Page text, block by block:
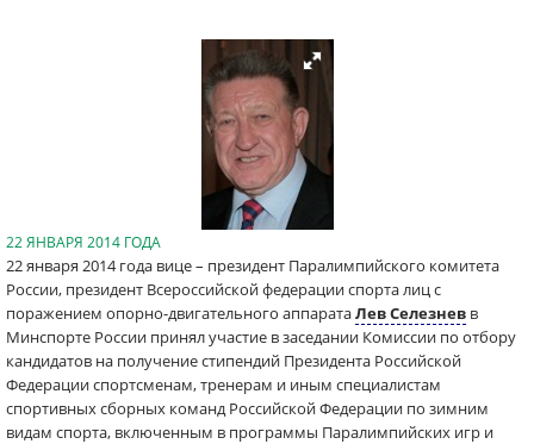
22 ЯНВАРЯ 2014 ГОДА
22 января 2014 года вице – президент Паралимпийского комитета
России, президент Всероссийской федерации спорта лиц с
поражением опорно-двигательного аппаратаЛев Селезнев в
Минспорте России принял участие в заседании Комиссии по отбору
кандидатов на получение стипендий Президента Российской
Федерации спортсменам, тренерам и иным специалистам
спортивных сборных команд Российской Федерации по зимним
видам спорта, включенным в программы Паралимпийских игр и